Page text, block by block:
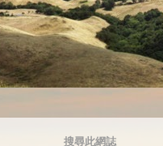
搜尋此網誌